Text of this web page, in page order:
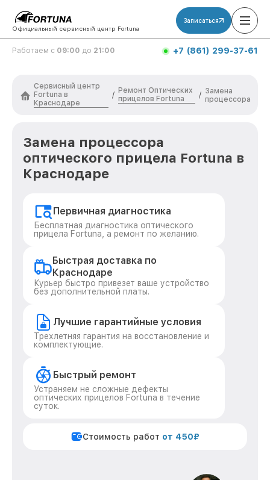
Официальный сервисный центр Fortuna
Записаться
Работаем с 09:00 до 21:00 +7 (861) 299-37-61
Сервисный центр
Fortuna в
Краснодаре
/
Ремонт Оптических
прицелов Fortuna
/ Замена
процессора
Замена процессора
оптического прицела Fortuna в
Краснодаре
Первичная диагностика
Бесплатная диагностика оптического
прицела Fortuna, а ремонт по желанию.
Быстрая доставка по
Краснодаре
Курьер быстро привезет ваше устройство
без дополнительной платы.
Лучшие гарантийные условия
Трехлетняя гарантия на восстановление и
комплектующие.
Быстрый ремонт
Устраняем не сложные дефекты
оптических прицелов Fortuna в течение
суток.
Стоимость работ от 450₽